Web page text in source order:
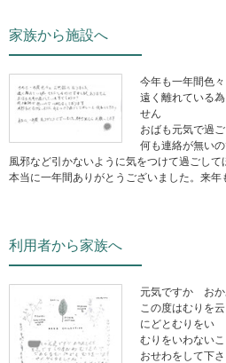
家族から施設へ
今年も一年間色
遠く離れている
せん
おばも元気で過
何も連絡が無い
風邪など引かないように気をつけて過ごして
本当に一年間ありがとうございました。来年
利用者から家族へ
元気ですか おか
この度はむりを
にどとむりをい
むりをいわない
おせわをして下